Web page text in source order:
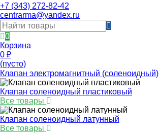
+7 (343) 272-82-42
centrarma@yandex.ru
0
Корзина
0 ₽
(пусто)
Клапан электромагнитный (соленоидный)
Клапан соленоидный пластиковый
Все товары
Клапан соленоидный латунный
Все товары